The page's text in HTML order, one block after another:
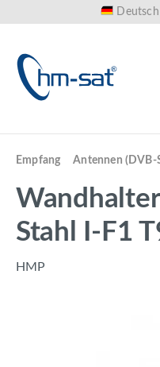
Empfang Antennen
Stahl I-F1
HMP